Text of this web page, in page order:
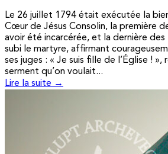
Le 26 juillet 1794 était exécutée la
Cœur de Jésus Consolin, la première
avoir été incarcérée, et la dernière des
subi le martyre, affirmant
ses juges : « Je suis fille de l’Église !
serment qu’on voulait...
Lire la suite →